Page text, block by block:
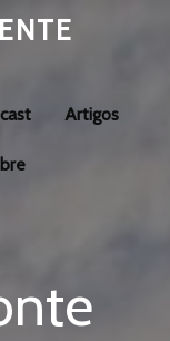
Artigos